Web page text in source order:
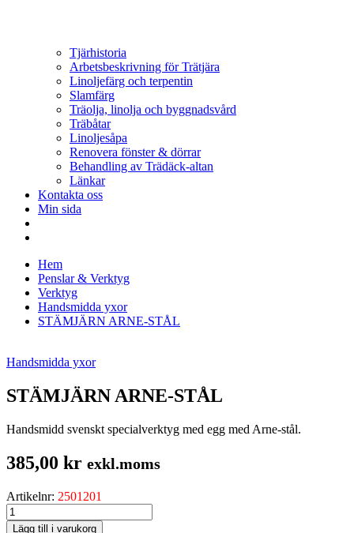
Tjärhistoria
Arbetsbeskrivning för Trätjära
Linoljefärg och terpentin
Slamfärg
Träolja, linolja och byggnadsvård
Träbåtar
Linoljesåpa
Renovera fönster & dörrar
Behandling av Trädäck-altan
Länkar
Kontakta oss
Min sida
Hem
Penslar & Verktyg
Verktyg
Handsmidda yxor
STÄMJÄRN ARNE-STÅL
Handsmidda yxor
STÄMJÄRN ARNE-STÅL
Handsmidd svenskt specialverktyg med egg med Arne-stål.
385,00 kr exkl.moms
Artikelnr: 2501201
STÄMJÄRN
ARNE-
Lägg till i varukorg